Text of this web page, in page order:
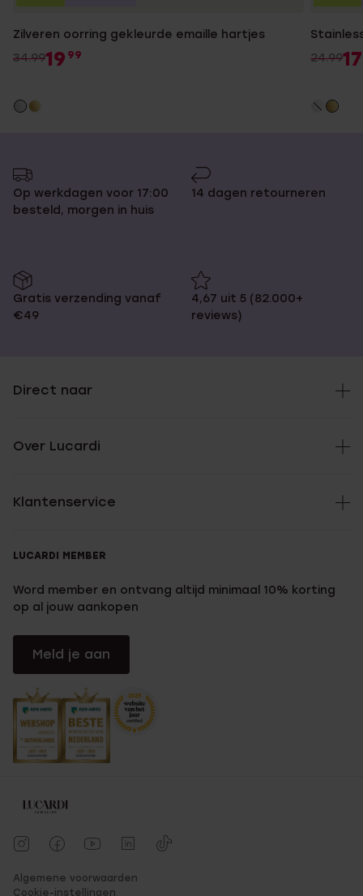
Zilveren oorring gekleurde emaille hartjes
34.9919 99
24.9917
Op werkdagen voor 17:00
besteld, morgen in huis
14 dagen retourneren
Gratis verzending vanaf
€49
4,67 uit 5 (82.000+
reviews)
Direct naar
Over Lucardi
Klantenservice
LUCARDI MEMBER
Word member en ontvang altijd minimaal 10% korting
op al jouw aankopen
Meld je aan
Algemene voorwaarden
Cookie-instellingen